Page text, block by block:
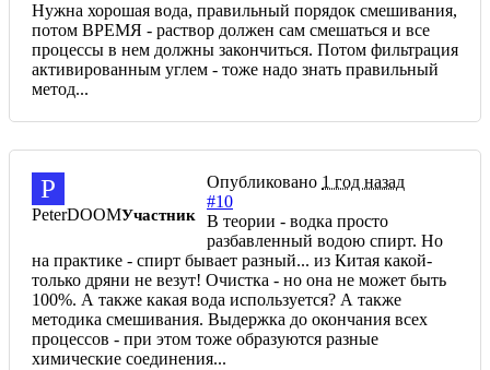
Нужна хорошая вода, правильный порядок смешивания,
потом ВРЕМЯ - раствор должен сам смешаться и все
процессы в нем должны закончиться. Потом фильтрация
активированным углем - тоже надо знать правильный
метод...
P
PeterDOOMУчастник
Опубликовано 1 год назад
#10
В теории - водка просто
разбавленный водою спирт. Но
на практике - спирт бывает разный... из Китая какой-
только дряни не везут! Очистка - но она не может быть
100%. А также какая вода используется? А также
методика смешивания. Выдержка до окончания всех
процессов - при этом тоже образуются разные
химические соединения...